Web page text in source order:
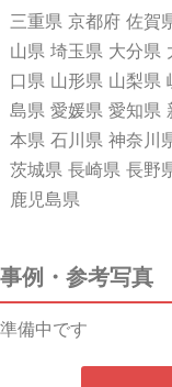
三重県 京都府 佐賀
山県 埼玉県 大分県
口県 山形県 山梨県
島県 愛媛県 愛知県
本県 石川県 神奈川
茨城県 長崎県 長野
鹿児島県
事例・参考写真
準備中です